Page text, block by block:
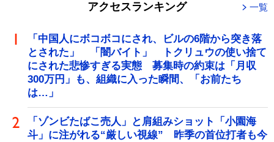
アクセスランキング 一覧
「中国人にボコボコにされ、ビルの6階から突き落
とされた」 「闇バイト」 トクリュウの使い捨て
にされた悲惨すぎる実態 募集時の約束は「月収
300万円」も、組織に入った瞬間、「お前たち
は…」
「ゾンビたばこ売人」と肩組みショット「小園海
斗」に注がれる“厳しい視線” 昨季の首位打者も今